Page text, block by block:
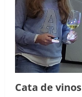
Cata de vinos